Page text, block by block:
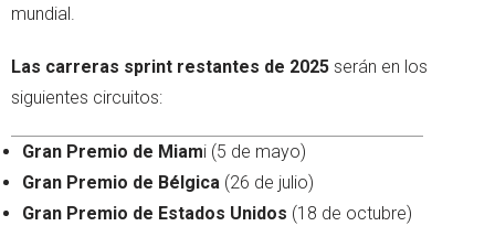
mundial.
Las carreras sprint restantes de 2025 serán en los
siguientes circuitos:
Gran Premio de Miami (5 de mayo)
Gran Premio de Bélgica (26 de julio)
Gran Premio de Estados Unidos (18 de octubre)